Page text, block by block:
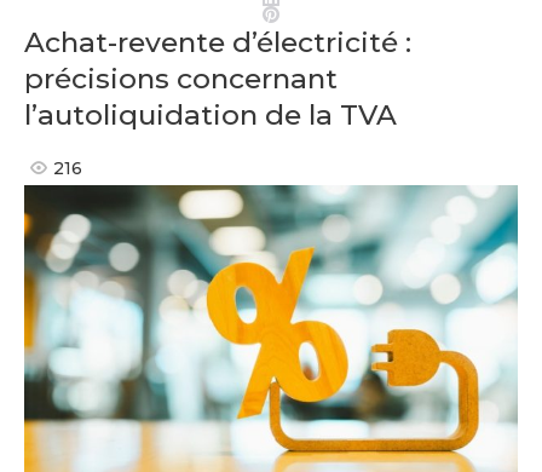
Pinterest
Achat-revente d’électricité :
précisions concernant
l’autoliquidation de la TVA
216